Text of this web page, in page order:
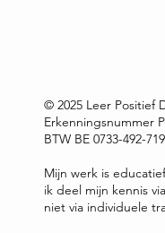
© 2025 Leer Positief
Erkenningsnummer
BTW BE 0733-492-
Mijn werk is
ik deel mijn kennis
niet via individuele